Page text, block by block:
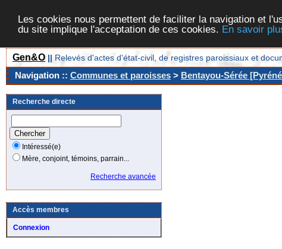
Les cookies nous permettent de faciliter la navigation et
du site implique l'acceptation de ces cookies. En savoir
Gen&O || Relevés d'actes d'état-civil, de registres paroissiaux et
Navigation :: Communes et paroisses > Bentayou-Sérée
Recherche directe
Intéressé(e)
Mère, conjoint, témoins, parrain...
Recherche avancée
Accès membres
Connexion